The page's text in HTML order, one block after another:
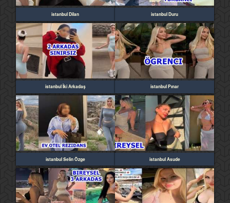
istanbul Dilan istanbul Duru
istanbul İki Arkadaş istanbul Pınar
istanbul Selin Özge istanbul Asude